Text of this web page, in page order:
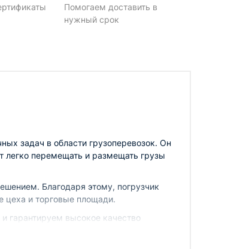
Помогаем доставить в
нужный срок
задач в области грузоперевозок. Он
легко перемещать и размещать грузы
Благодаря этому, погрузчик
цеха и торговые площади.
гарантируем высокое качество